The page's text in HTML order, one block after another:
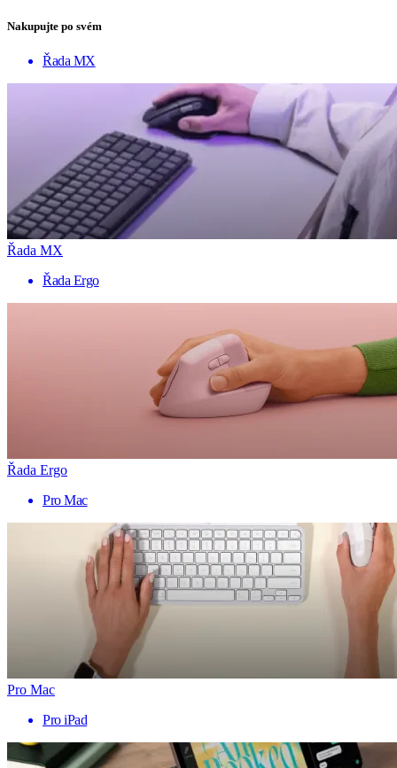
Nakupujte po svém
Řada MX
Řada MX
Řada Ergo
Řada Ergo
Pro Mac
Pro Mac
Pro iPad